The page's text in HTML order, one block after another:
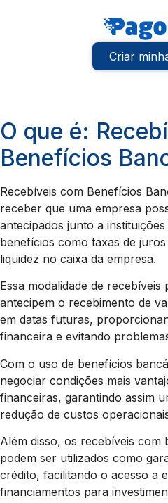
Criar
O que é:
Benefícios
Recebíveis com Benefícios
receber que uma empresa
antecipados junto a
benefícios como taxas de
liquidez no caixa da empresa.
Essa modalidade de recebíveis
antecipem o recebimento de
em datas futuras,
financeira e evitando
Com o uso de benefícios
negociar condições mais
financeiras, garantindo assim
redução de custos
Além disso, os recebíveis com
podem ser utilizados como
crédito, facilitando o acesso a
financiamentos para